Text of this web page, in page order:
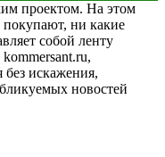
проектом. На этом
покупают, ни какие
собой ленту
искажения,
новостей